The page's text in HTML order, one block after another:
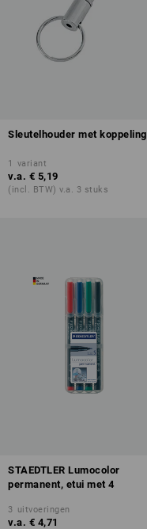
Sleutelhouder met koppeling
1 variant
v.a. € 5,19
(incl. BTW) v.a. 3 stuks
STAEDTLER Lumocolor
permanent, etui met 4
3 uitvoeringen
v.a. € 4,71